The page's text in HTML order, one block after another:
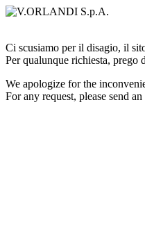
Ci scusiamo per il disagio, il
Per qualunque richiesta,
We apologize for the
For any request, please send